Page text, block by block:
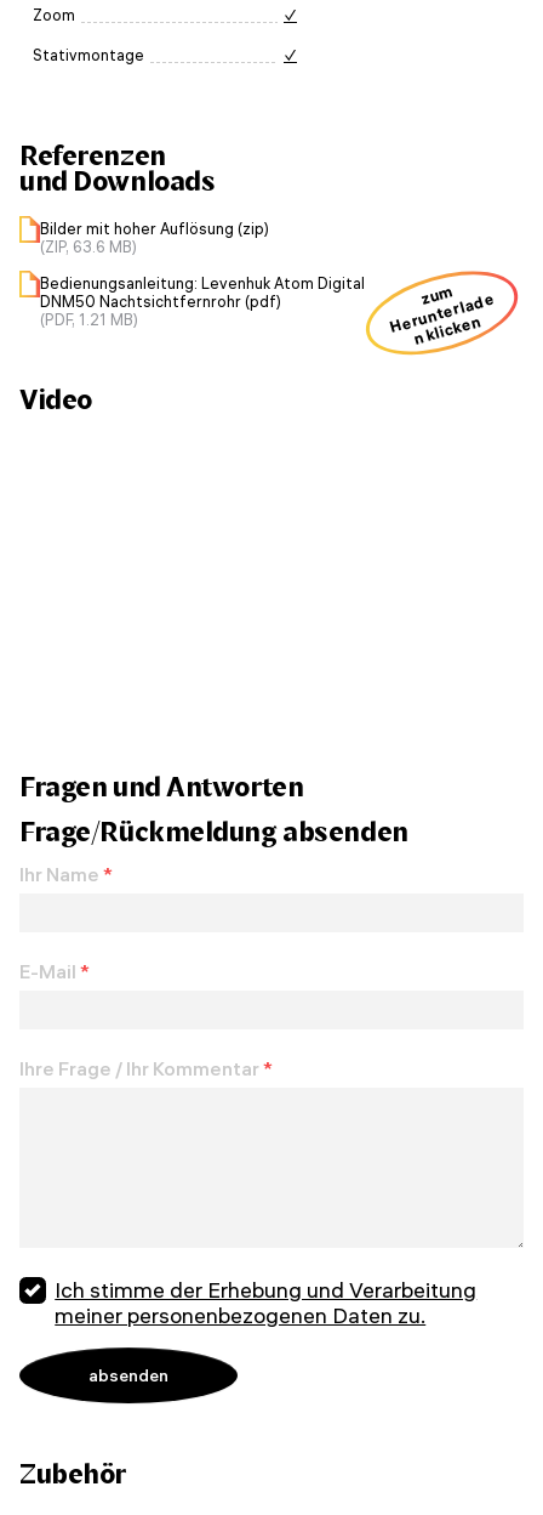
Zoom ✓
Stativmontage ✓
Referenzen
und Downloads
Bilder mit hoher Auflösung (zip)
(ZIP, 63.6 MB)
Bedienungsanleitung: Levenhuk Atom Digital
DNM50 Nachtsichtfernrohr (pdf)
(PDF, 1.21 MB)
zum
H
er
u
nt
erl
a
d
e
n kli
ck
e
n
Video
Fragen und Antworten
Frage/Rückmeldung absenden
Ihr Name *
E-Mail *
Ihre Frage / Ihr Kommentar*
Ich stimme der Erhebung und Verarbeitung
meiner personenbezogenen Daten zu.
Zubehör